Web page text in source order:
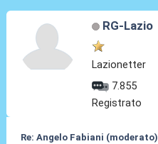
RG-Lazio
Lazionetter
7.855
Registrato
Re: Angelo Fabiani (moderato)